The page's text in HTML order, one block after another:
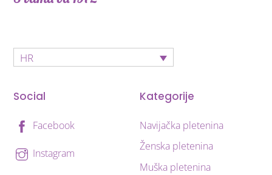
HR
Social
Facebook
Instagram
Kategorije
Navijačka pletenina
Ženska pletenina
Muška pletenina